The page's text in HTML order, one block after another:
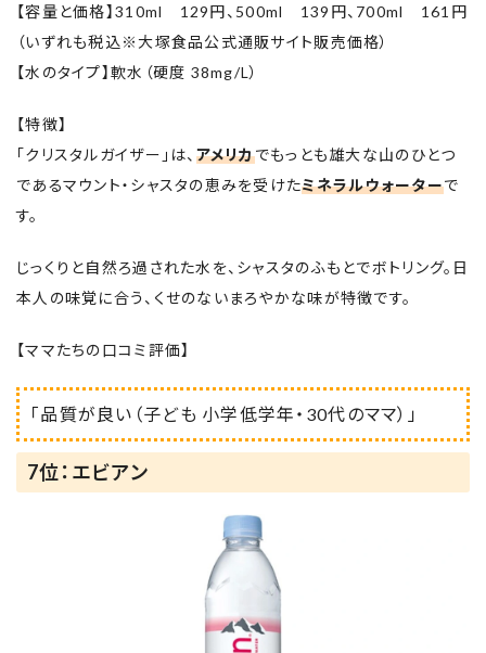
【容量と価格】310ml 129円、500ml 139円、700ml 161円
（いずれも税込※大塚食品公式通販サイト販売価格）
【水のタイプ】軟水（硬度 38mg/L）
【特徴】
「クリスタルガイザー」は、 アメリカでもっとも雄大な山のひとつ
であるマウント・シャスタの恵みを受けたミネラルウォーターで
す。
じっくりと自然ろ過された水を、シャスタのふもとでボトリング。日
本人の味覚に合う、くせのないまろやかな味が特徴です。
【ママたちの口コミ評価】
「品質が良い（子ども 小学低学年・30代のママ）」
7位：エビアン